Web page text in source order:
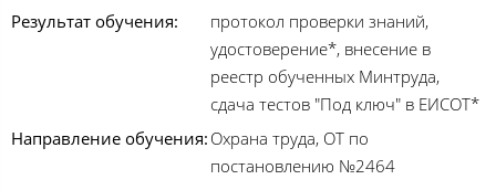
Результат обучения:
протокол проверки знаний,
удостоверение*, внесение в
реестр обученных Минтруда,
сдача тестов "Под ключ" в ЕИСОТ*
Направление обучения: Охрана труда, ОТ по
постановлению №2464